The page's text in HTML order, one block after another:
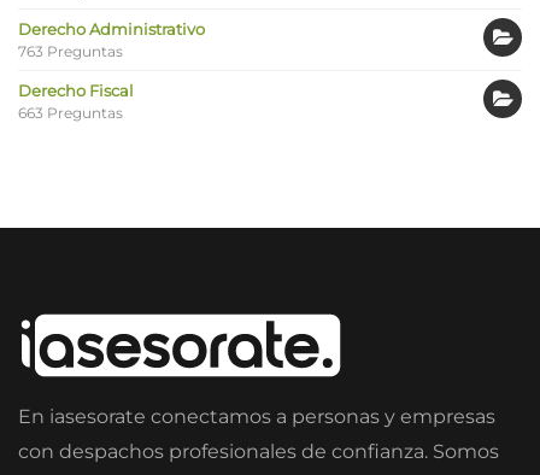
Derecho Administrativo
763 Preguntas
Derecho Fiscal
663 Preguntas
En iasesorate conectamos a personas y empresas
con despachos profesionales de confianza. Somos